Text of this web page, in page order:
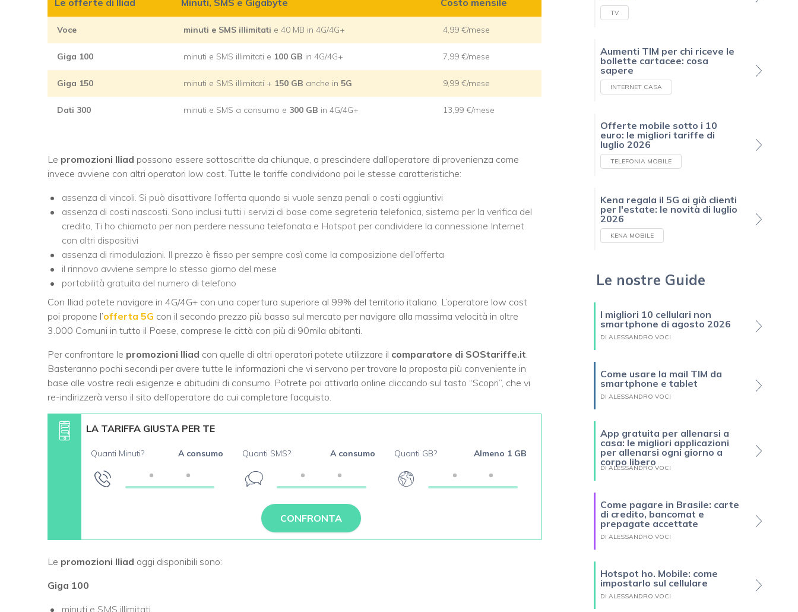
Voce minuti e SMS illimitati e 40 MB in 4G/4G+ 4,99 €/mese
Giga 100 minuti e SMS illimitati e 100 GB in 4G/4G+ 7,99 €/mese
Giga 150 minuti e SMS illimitati + 150 GB anche in 5G 9,99 €/mese
Dati 300 minuti e SMS a consumo e 300 GB in 4G/4G+ 13,99 €/mese
Le promozioni Iliad possono essere sottoscritte da chiunque, a prescindere dall’operatore di provenienza come
invece avviene con altri operatori low cost. Tutte le tariffe condividono poi le stesse caratteristiche:
assenza di vincoli. Si può disattivare l’offerta quando si vuole senza penali o costi aggiuntivi
assenza di costi nascosti. Sono inclusi tutti i servizi di base come segreteria telefonica, sistema per la verifica del
credito, Ti ho chiamato per non perdere nessuna telefonata e Hotspot per condividere la connessione Internet
con altri dispositivi
assenza di rimodulazioni. Il prezzo è fisso per sempre così come la composizione dell’offerta
il rinnovo avviene sempre lo stesso giorno del mese
portabilità gratuita del numero di telefono
Con Iliad potete navigare in 4G/4G+ con una copertura superiore al 99% del territorio italiano. L’operatore low cost
poi propone l’offerta 5G con il secondo prezzo più basso sul mercato per navigare alla massima velocità in oltre
3.000 Comuni in tutto il Paese, comprese le città con più di 90mila abitanti.
Per confrontare le promozioni Iliad con quelle di altri operatori potete utilizzare il comparatore di SOStariffe.it
Basteranno pochi secondi per avere tutte le informazioni che vi servono per trovare la proposta più conveniente in
base alle vostre reali esigenze e abitudini di consumo. Potrete poi attivarla online cliccando sul tasto “Scopri”, che vi
re-indirizzerà verso il sito dell’operatore da cui completare l’acquisto.
LA TARIFFA GIUSTA PER TE
Quanti Minuti? A consumo Quanti SMS? A consumo Quanti GB? Almeno 1 GB
CONFRONTA
Le promozioni Iliad oggi disponibili sono:
Giga 100
minuti e SMS illimitati
TV
Aumenti TIM per chi riceve le
bollette cartacee: cosa
sapere
INTERNET CASA
Offerte mobile sotto i 10
euro: le migliori tariffe di
luglio 2026
TELEFONIA MOBILE
Kena regala il 5G ai già clienti
per l'estate: le novità di luglio
2026
KENA MOBILE
Le nostre Guide
I migliori 10 cellulari non
smartphone di agosto 2026
DI ALESSANDRO VOCI
Come usare la mail TIM da
smartphone e tablet
DI ALESSANDRO VOCI
App gratuita per allenarsi a
casa: le migliori applicazioni
per allenarsi ogni giorno a
corpo libero
DI ALESSANDRO VOCI
Come pagare in Brasile: carte
di credito, bancomat e
prepagate accettate
DI ALESSANDRO VOCI
Hotspot ho. Mobile: come
impostarlo sul cellulare
DI ALESSANDRO VOCI